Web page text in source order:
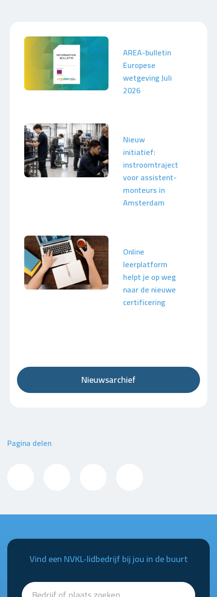
AREA-bulletin
Europese
wetgeving Juli
2026
Nieuw
initiatief:
instroomtraject
voor assistent-
monteurs in
Amsterdam
Online
leerplatform
helpt je op weg
naar de nieuwe
certificering
Nieuwsarchief
Pagina delen
Vind een NVKL-lidbedrijf bij jou in de buurt